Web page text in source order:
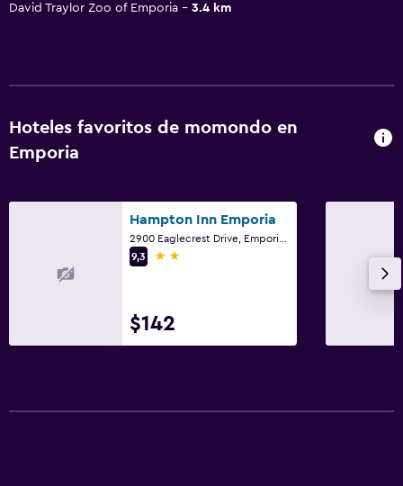
David Traylor Zoo of Emporia
3.4 km
Hoteles favoritos de momondo en
Emporia
Hampton Inn Emporia
9,3
2 estrellas
$142